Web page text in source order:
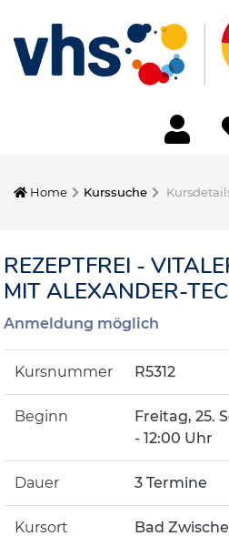
Home Kurssuche
REZEPTFREI -
MIT ALEXANDER-
Anmeldung möglich
Kursnummer R5312
Beginn
Freitag, 25.
- 12:00 Uhr
Dauer 3 Termine
Kursort
Bad